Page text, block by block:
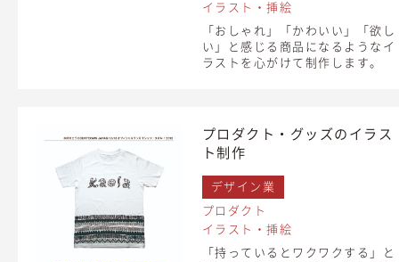
イラスト・挿絵
「おしゃれ」「かわいい」「欲し
い」と感じる商品になるようなイ
ラストを心がけて制作します。
プロダクト・グッズのイラス
ト制作
デザイン業
プロダクト
イラスト・挿絵
「持っているとワクワクする」と